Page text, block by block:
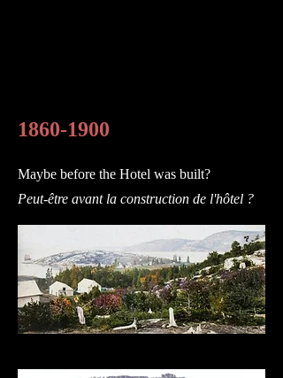
1860-1900
Maybe before the Hotel was built?
Peut-être avant la construction de l'hôtel ?